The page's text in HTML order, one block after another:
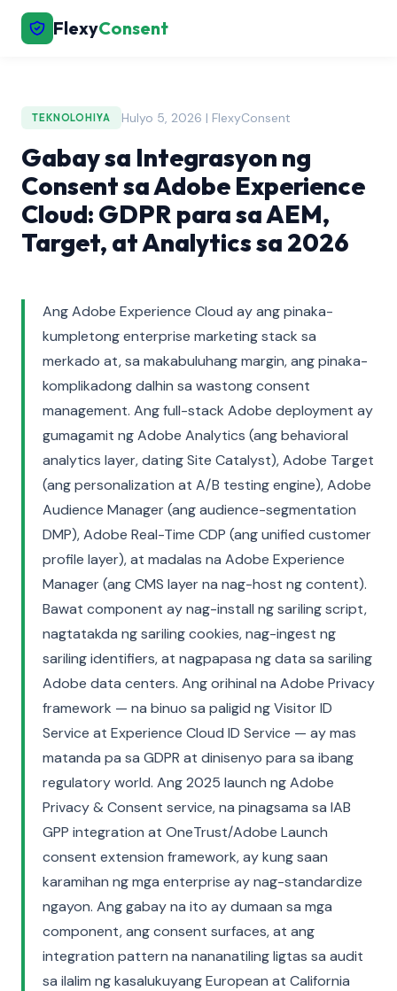
FlexyConsent
TEKNOLOHIYA Hulyo 5, 2026 | FlexyConsent
Gabay sa Integrasyon ng
Consent sa Adobe Experience
Cloud: GDPR para sa AEM,
Target, at Analytics sa 2026
Ang Adobe Experience Cloud ay ang pinaka-
kumpletong enterprise marketing stack sa
merkado at, sa makabuluhang margin, ang pinaka-
komplikadong dalhin sa wastong consent
management. Ang full-stack Adobe deployment ay
gumagamit ng Adobe Analytics (ang behavioral
analytics layer, dating Site Catalyst), Adobe Target
(ang personalization at A/B testing engine), Adobe
Audience Manager (ang audience-segmentation
DMP), Adobe Real-Time CDP (ang unified customer
profile layer), at madalas na Adobe Experience
Manager (ang CMS layer na nag-host ng content).
Bawat component ay nag-install ng sariling script,
nagtatakda ng sariling cookies, nag-ingest ng
sariling identifiers, at nagpapasa ng data sa sariling
Adobe data centers. Ang orihinal na Adobe Privacy
framework — na binuo sa paligid ng Visitor ID
Service at Experience Cloud ID Service — ay mas
matanda pa sa GDPR at dinisenyo para sa ibang
regulatory world. Ang 2025 launch ng Adobe
Privacy & Consent service, na pinagsama sa IAB
GPP integration at OneTrust/Adobe Launch
consent extension framework, ay kung saan
karamihan ng mga enterprise ay nag-standardize
ngayon. Ang gabay na ito ay dumaan sa mga
component, ang consent surfaces, at ang
integration pattern na nananatiling ligtas sa audit
sa ilalim ng kasalukuyang European at California